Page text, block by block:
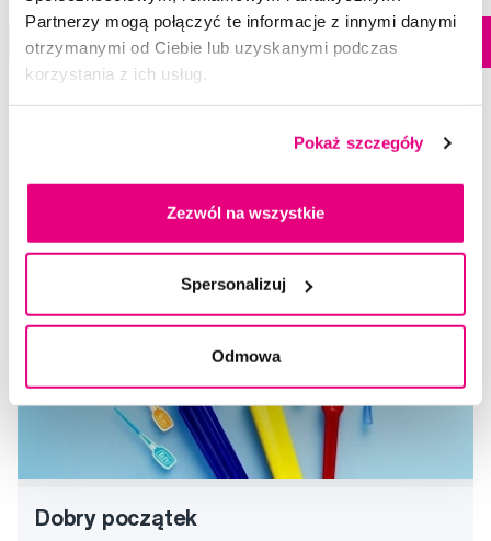
Partnerzy mogą połączyć te informacje z innymi danymi
otrzymanymi od Ciebie lub uzyskanymi podczas
korzystania z ich usług.
Pokaż szczegóły
Zezwól na wszystkie
Spersonalizuj
Odmowa
Do koszyka
Dostępny > 5 szt
Natychmiast w
Do koszyka
Wybrane pytania i artykuły
Dobry początek